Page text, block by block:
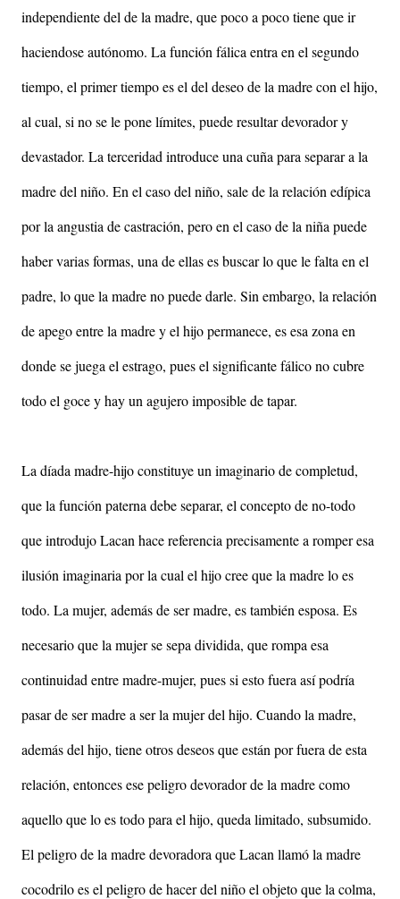
independiente del de la madre, que poco a poco tiene que ir
haciendose autónomo. La función fálica entra en el segundo
tiempo, el primer tiempo es el del deseo de la madre con el hijo,
al cual, si no se le pone límites, puede resultar devorador y
devastador. La terceridad introduce una cuña para separar a la
madre del niño. En el caso del niño, sale de la relación edípica
por la angustia de castración, pero en el caso de la niña puede
haber varias formas, una de ellas es buscar lo que le falta en el
padre, lo que la madre no puede darle. Sin embargo, la relación
de apego entre la madre y el hijo permanece, es esa zona en
donde se juega el estrago, pues el significante fálico no cubre
todo el goce y hay un agujero imposible de tapar.
La díada madre-hijo constituye un imaginario de completud,
que la función paterna debe separar, el concepto de no-todo
que introdujo Lacan hace referencia precisamente a romper esa
ilusión imaginaria por la cual el hijo cree que la madre lo es
todo. La mujer, además de ser madre, es también esposa. Es
necesario que la mujer se sepa dividida, que rompa esa
continuidad entre madre-mujer, pues si esto fuera así podría
pasar de ser madre a ser la mujer del hijo. Cuando la madre,
además del hijo, tiene otros deseos que están por fuera de esta
relación, entonces ese peligro devorador de la madre como
aquello que lo es todo para el hijo, queda limitado, subsumido.
El peligro de la madre devoradora que Lacan llamó la madre
cocodrilo es el peligro de hacer del niño el objeto que la colma,